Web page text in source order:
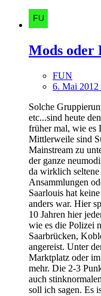
Mods oder
FUN
6. Mai 2012
Solche
etc...sind heute
früher mal, wie es
Mittlerweile sind
Mainstream zu
der ganze
da wirklich
Ansammlungen
Saarlouis hat
anders war. Hier
10 Jahren hier
wie es die Polizei
Saarbrücken,
angereist. Unter
Marktplatz oder
mehr. Die 2-3
auch
soll ich sagen. Es